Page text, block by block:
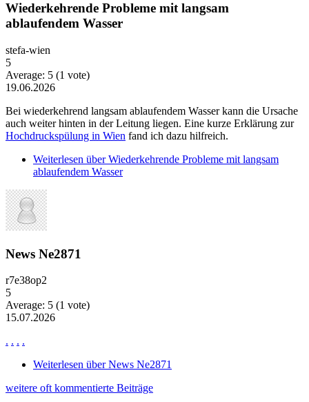
Wiederkehrende Probleme mit langsam
ablaufendem Wasser
stefa-wien
5
Average: 5 (1 vote)
19.06.2026
Bei wiederkehrend langsam ablaufendem Wasser kann die Ursache
auch weiter hinten in der Leitung liegen. Eine kurze Erklärung zur
Hochdruckspülung in Wien fand ich dazu hilfreich.
Weiterlesen über Wiederkehrende Probleme mit langsam
ablaufendem Wasser
News Ne2871
r7e38op2
5
Average: 5 (1 vote)
15.07.2026
. . . .
Weiterlesen über News Ne2871
weitere oft kommentierte Beiträge